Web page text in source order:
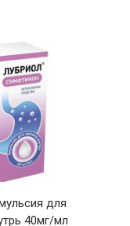
для
40мг/мл